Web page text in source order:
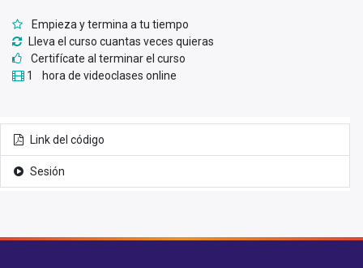
Empieza y termina a tu tiempo
Lleva el curso cuantas veces quieras
Certifícate al terminar el curso
1
hora de videoclases online
Link del código
Sesión